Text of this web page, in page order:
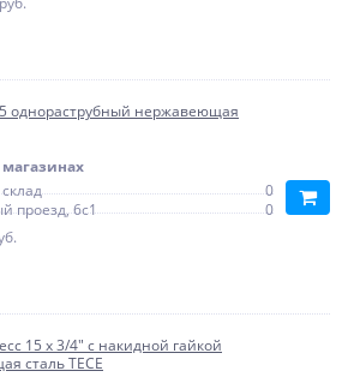
однораструбный нержавеющая
0
проезд, 6с1
0
15 x 3/4" с накидной гайкой
сталь TECE